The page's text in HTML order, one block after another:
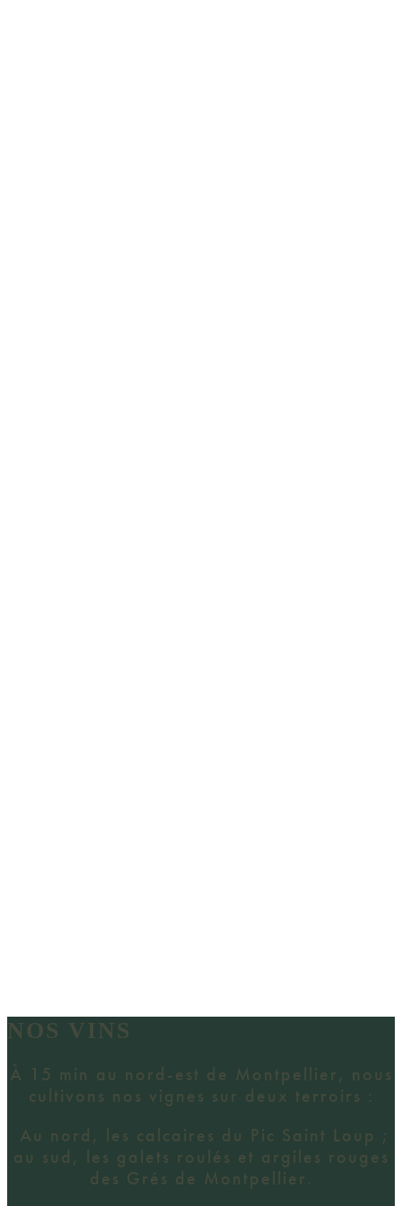
NOS VINS
À 15 min au nord-est de Montpellier, nous
cultivons nos vignes sur deux terroirs :
Au nord, les calcaires du Pic Saint Loup ;
au sud, les galets roulés et argiles rouges
des Grés de Montpellier.